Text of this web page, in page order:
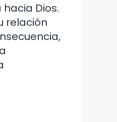
Dios.
relación